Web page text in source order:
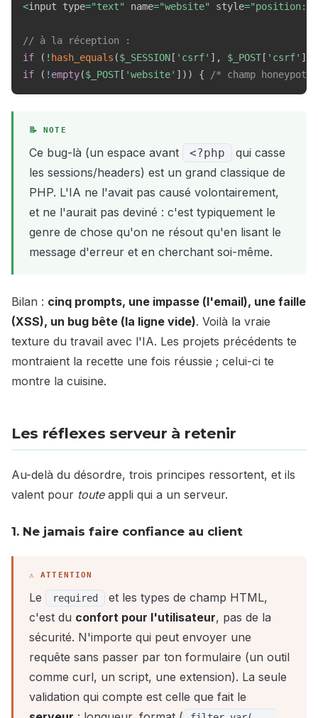
<input type="text" name="website" style=
// à la réception :
if
( ! hash_equals ($_SESSION [ 'csrf' ] , $_POST [ 'csrf' ]
if
( ! empty($_POST [ 'website' ] ) ) { /* champ
Ce bug-là (un espace avant <?php
qui casse
les sessions/headers) est un grand classique de
PHP. L'IA ne l'avait pas causé volontairement,
et ne l'aurait pas deviné : c'est typiquement le
genre de chose qu'on ne résout qu'en lisant le
message d'erreur et en cherchant soi-même.
Bilan : cinq prompts, une impasse (l'email), une faille
(XSS), un bug bête (la ligne vide). Voilà la vraie
texture du travail avec l'IA. Les projets précédents te
montraient la recette une fois réussie ; celui-ci te
montre la cuisine.
Les réflexes serveur à retenir
Au-delà du désordre, trois principes ressortent, et ils
valent pour touteappli qui a un serveur.
1. Ne jamais faire confiance au client
Le required
et les types de champ HTML,
c'est du confort pour l'utilisateur, pas de la
sécurité. N'importe qui peut envoyer une
requête sans passer par ton formulaire (un outil
comme curl, un script, une extension). La seule
validation qui compte est celle que fait le